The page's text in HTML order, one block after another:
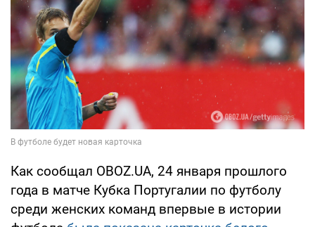
Как сообщал OBOZ.UA, 24 января прошлого
года в матче Кубка Португалии по футболу
среди женских команд впервые в истории